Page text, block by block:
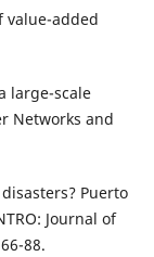
value-added
large-scale
Networks and
Puerto
Journal of
88.